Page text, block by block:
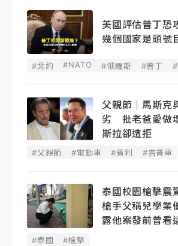
美國評估普丁
幾個國家是頭號
#北約 #NATO #俄羅斯 #普丁
父親節｜馬斯克
劣 批老爸愛做
斯拉卻遭拒
#父親節 #電動車 #賓利 #吉普車
泰國校園槍擊震
槍手父稱兒學
露他案發前曾看
#泰國 #槍擊